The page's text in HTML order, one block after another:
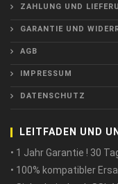
ZAHLUNG UND
GARANTIE UND
AGB
IMPRESSUM
DATENSCHUTZ
LEITFADEN UND
• 1 Jahr Garantie ! 30
• 100% kompatibler